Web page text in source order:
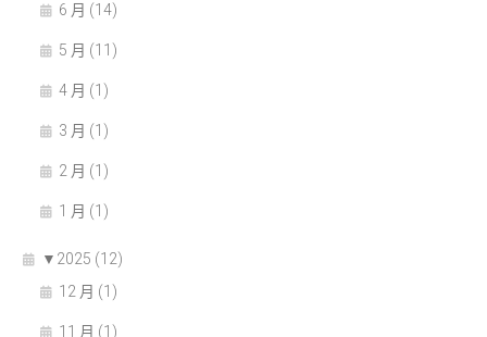
6 月 (14)
5 月 (11)
4 月 (1)
3 月 (1)
2 月 (1)
1 月 (1)
▼ 2025 (12)
12 月 (1)
11 月 (1)